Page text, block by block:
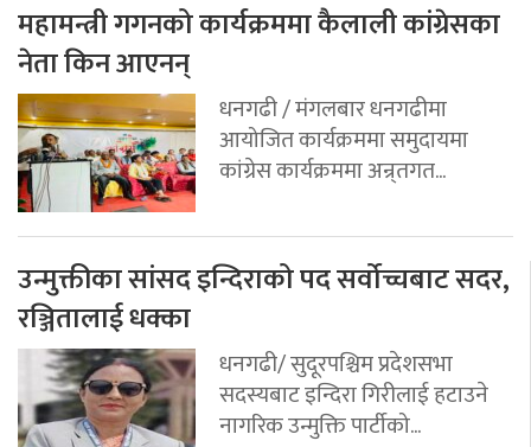
महामन्त्री गगनको कार्यक्रममा कैलाली कांग्रेसका
नेता किन आएनन्
धनगढी / मंगलबार धनगढीमा
आयोजित कार्यक्रममा समुदायमा
कांग्रेस कार्यक्रममा अन्र्तगत...
उन्मुक्तीका सांसद इन्दिराको पद सर्वोच्चबाट सदर,
रञ्जितालाई धक्का
धनगढी/ सुदूरपश्चिम प्रदेशसभा
सदस्यबाट इन्दिरा गिरीलाई हटाउने
नागरिक उन्मुक्ति पार्टीको...